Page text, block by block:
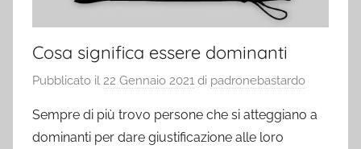
Cosa significa essere dominanti
Pubblicato il 22 Gennaio 2021 di padronebastardo
Sempre di più trovo persone che si atteggiano a
dominanti per dare giustificazione alle loro